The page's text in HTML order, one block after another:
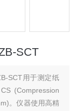
SCT
SCT用于测定纸
(Compression
。仪器使用高精